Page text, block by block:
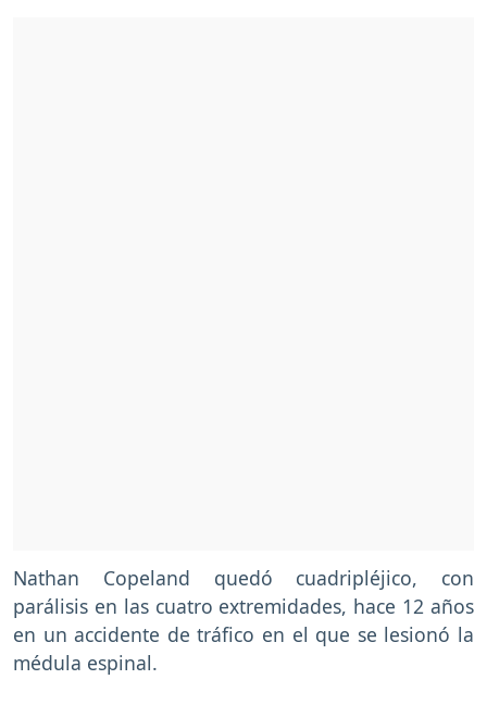
Nathan Copeland quedó cuadripléjico, con
parálisis en las cuatro extremidades, hace 12 años
en un accidente de tráfico en el que se lesionó la
médula espinal.